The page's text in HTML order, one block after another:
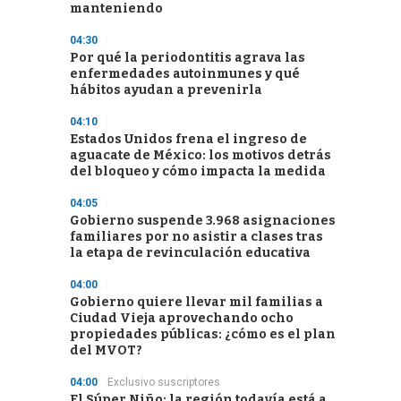
manteniendo
04:30
Por qué la periodontitis agrava las
enfermedades autoinmunes y qué
hábitos ayudan a prevenirla
04:10
Estados Unidos frena el ingreso de
aguacate de México: los motivos detrás
del bloqueo y cómo impacta la medida
04:05
Gobierno suspende 3.968 asignaciones
familiares por no asistir a clases tras
la etapa de revinculación educativa
04:00
Gobierno quiere llevar mil familias a
Ciudad Vieja aprovechando ocho
propiedades públicas: ¿cómo es el plan
del MVOT?
04:00 Exclusivo suscriptores